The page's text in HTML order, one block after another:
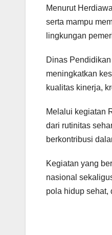
Menurut
serta mampu
lingkungan
Dinas
meningkatkan
kualitas kinerja,
Melalui kegiatan
dari rutinitas
berkontribusi
Kegiatan yang
nasional
pola hidup sehat,